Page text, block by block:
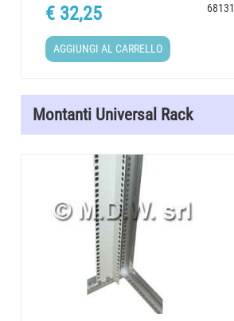
68131
€ 32,25
AGGIUNGI AL CARRELLO
Montanti Universal Rack